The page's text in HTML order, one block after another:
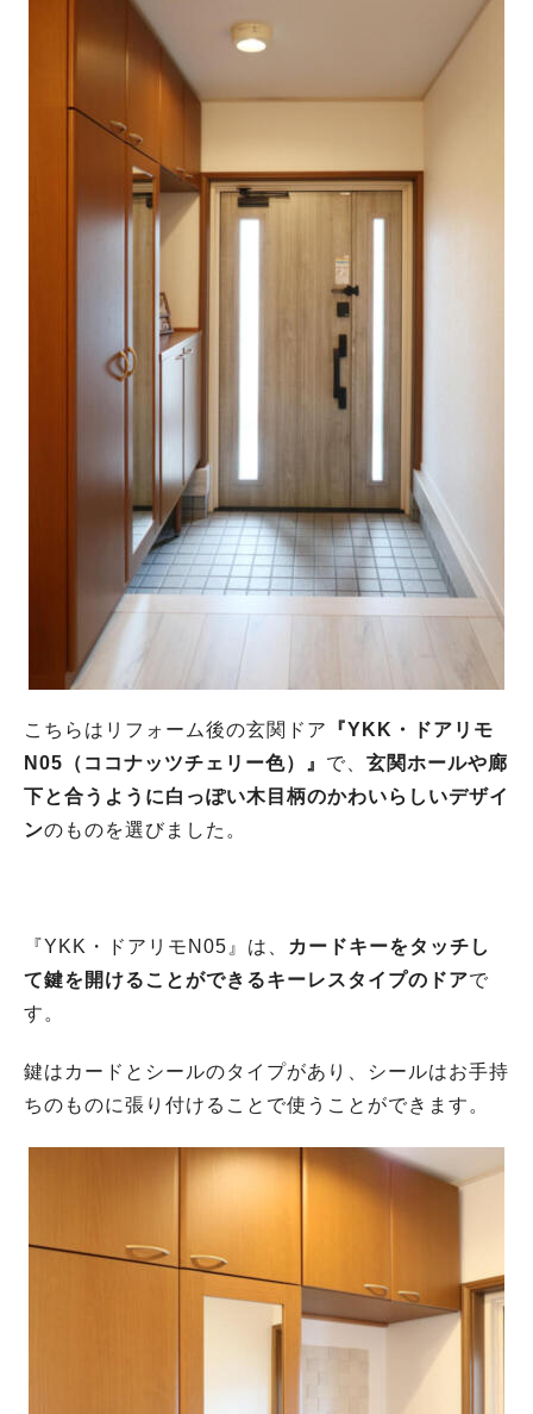
こちらはリフォーム後の玄関ドア
『YKK・ドアリモ
N05（ココナッツチェリー色）』 で、 玄関ホールや廊
下と合うように白っぽい木目柄のかわいらしいデザイ
ンのものを選びました。
『YKK・ドアリモN05』は、
カードキーをタッチし
て鍵を開けることができるキーレスタイプのドアで
す。
鍵はカードとシールのタイプがあり、シールはお手持
ちのものに張り付けることで使うことができます。